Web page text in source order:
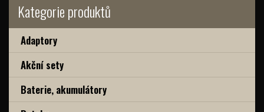
Kategorie produktů
Adaptory
Akční sety
Baterie, akumulátory